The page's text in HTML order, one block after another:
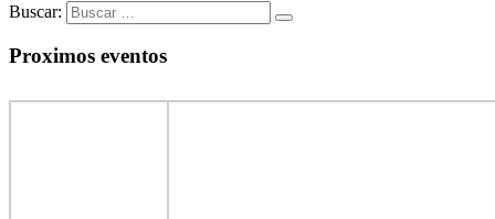
Buscar:
Proximos eventos